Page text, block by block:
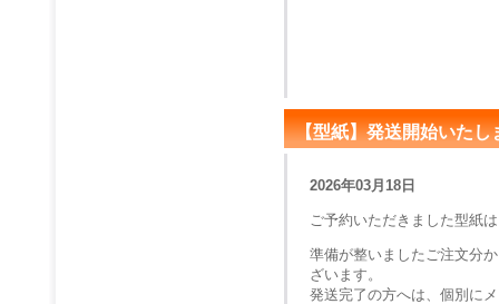
【型紙】発送開始いたし
2026年03月18日
ご予約いただきました型紙
準備が整いましたご注文分
ざいます。
発送完了の方へは、個別に